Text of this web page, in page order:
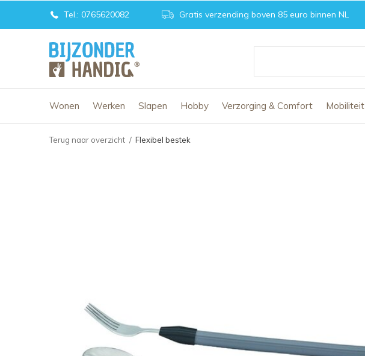
Wonen Werken Slapen Hobby Verzorging & Comfort Mobiliteit
Tel.: 0765620082 Gratis verzending boven 85 euro binnen NL
Terug naar overzicht Flexibel bestek